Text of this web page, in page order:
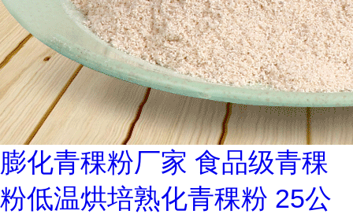
膨化青稞粉厂家 食品级青稞
粉低温烘培熟化青稞粉 25公